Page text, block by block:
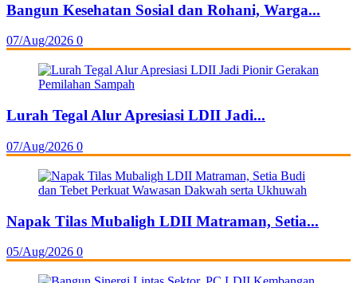
Bangun Kesehatan Sosial dan Rohani, Warga...
07/Aug/2026 0
Lurah Tegal Alur Apresiasi LDII Jadi...
07/Aug/2026 0
Napak Tilas Mubaligh LDII Matraman, Setia...
05/Aug/2026 0